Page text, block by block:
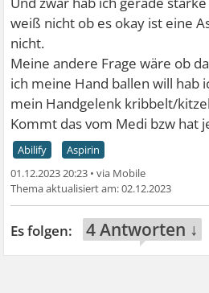
weiß nicht ob es okay ist eine
nicht.
Meine andere Frage wäre ob
ich meine Hand ballen will hab
mein Handgelenk kribbelt/
Kommt das vom Medi bzw hat
Abilify
Aspirin
01.12.2023 20:23 •
02.12.2023
4 Antworten ↓